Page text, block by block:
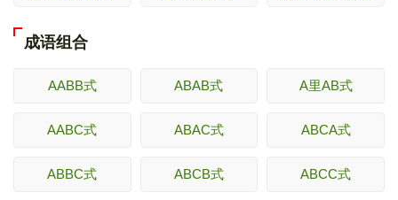
成语组合
AABB式 ABAB式 A里AB式
AABC式 ABAC式 ABCA式
ABBC式 ABCB式 ABCC式